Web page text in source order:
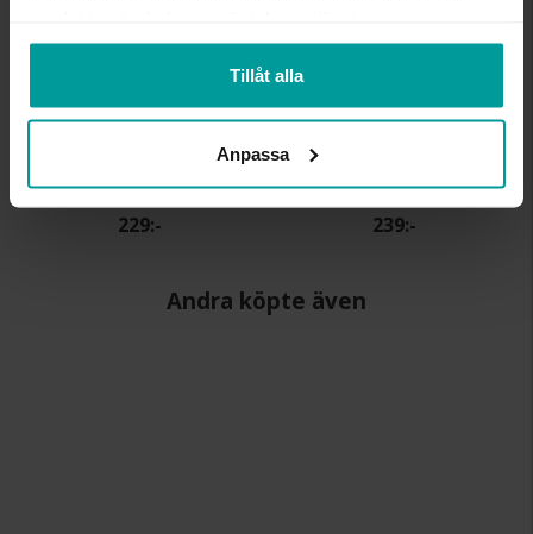
Tillåt alla
Anpassa
Kedja i äkta silver 36 cm
ALBREKTS GULD
229:-
Kedja i äkta silver 38 cm
ALBREKTS GULD
239:-
Andra köpte även